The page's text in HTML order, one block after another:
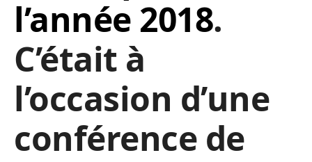
l’année 2018.
C’était à
l’occasion d’une
conférence de